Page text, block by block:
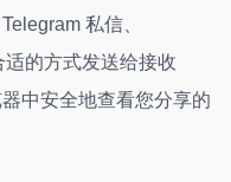
私信、
的方式发送给接收
中安全地查看您分享的